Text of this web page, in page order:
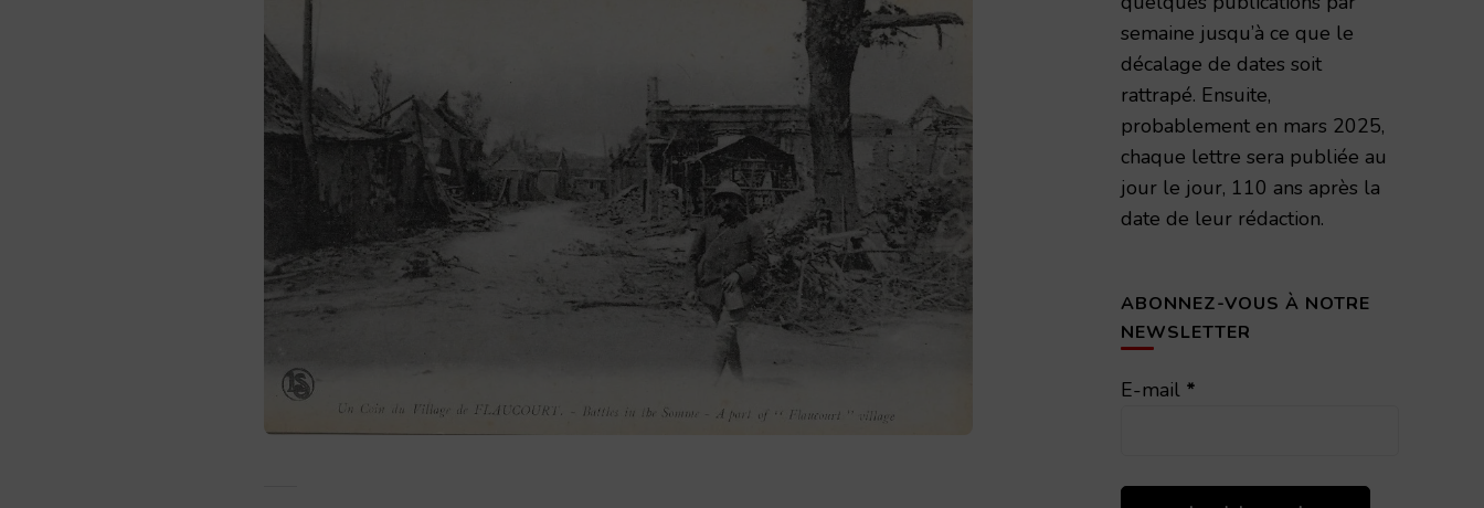
semaine jusqu’à ce que le
décalage de dates soit
rattrapé. Ensuite,
probablement en mars 2025,
chaque lettre sera publiée au
jour le jour, 110 ans après la
date de leur rédaction.
ABONNEZ-VOUS À NOTRE
NEWSLETTER
E-mail *